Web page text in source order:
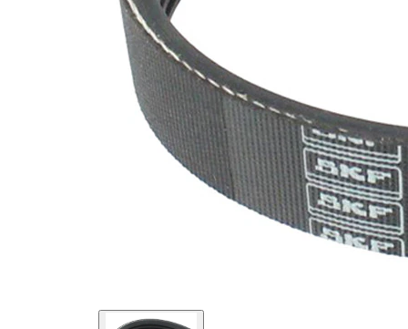
Material
curea
dienă
cauciuc)